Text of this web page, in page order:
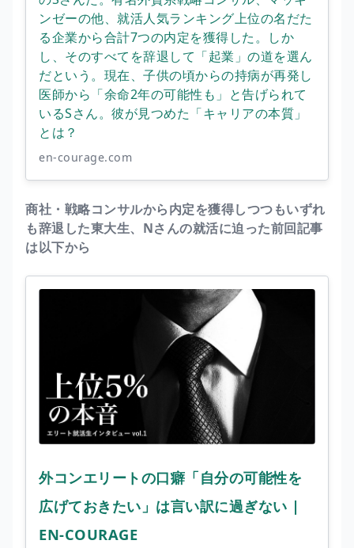
ンゼーの他、就活人気ランキング上位の名だた
る企業から合計7つの内定を獲得した。しか
し、そのすべてを辞退して「起業」の道を選ん
だという。現在、子供の頃からの持病が再発し
医師から「余命2年の可能性も」と告げられて
いるSさん。彼が見つめた「キャリアの本質」
とは？
en-courage.com
商社・戦略コンサルから内定を獲得しつつもいずれ
も辞退した東大生、Nさんの就活に迫った前回記事
は以下から
外コンエリートの口癖「自分の可能性を
広げておきたい」は言い訳に過ぎない |
EN-COURAGE